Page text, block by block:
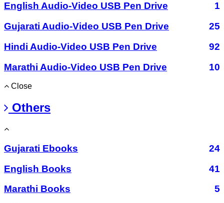
English Audio-Video USB Pen Drive
1
Gujarati Audio-Video USB Pen Drive
25
Hindi Audio-Video USB Pen Drive
92
Marathi Audio-Video USB Pen Drive
10
Close
Others
Gujarati Ebooks
24
English Books
41
Marathi Books
5